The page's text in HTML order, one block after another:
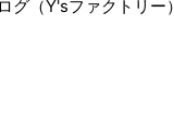
グ（Y'sファクトリー）